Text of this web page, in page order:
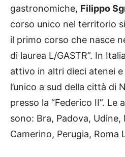
gastronomiche, Filippo
corso unico nel territorio
il primo corso che nasce
di laurea L/GASTR”. In
attivo in altri dieci atenei
l’unico a sud della città di
presso la “Federico II”. Le
sono: Bra, Padova, Udine,
Camerino, Perugia, Roma